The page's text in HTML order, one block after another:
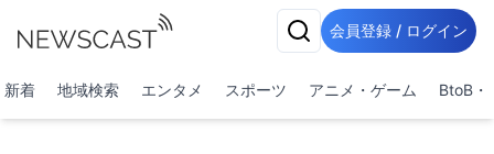
会員登録 / ログイン
新着 地域検索 エンタメ スポーツ アニメ・ゲーム BtoB・